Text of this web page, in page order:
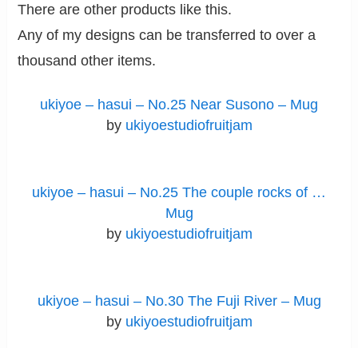
There are other products like this.
Any of my designs can be transferred to over a
thousand other items.
ukiyoe – hasui – No.25 Near Susono – Mug
by ukiyoestudiofruitjam
ukiyoe – hasui – No.25 The couple rocks of …
Mug
by ukiyoestudiofruitjam
ukiyoe – hasui – No.30 The Fuji River – Mug
by ukiyoestudiofruitjam